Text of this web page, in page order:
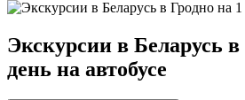
Экскурсии в Беларусь в
день на автобусе